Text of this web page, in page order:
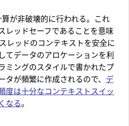
が非破壊的に行われる。これ
レッドセーフであることを意味
レッドのコンテキストを安全に
てデータのアロケーションを利
ミングのスタイルで書かれたプ
タが頻繁に作成されるので、 デ
度は十分なコンテキストスイッ
なる。